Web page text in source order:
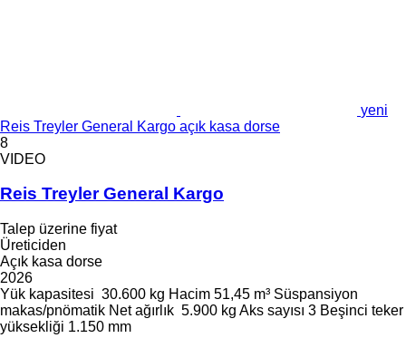
yeni
Reis Treyler General Kargo açık kasa dorse
8
VIDEO
Reis Treyler General Kargo
Talep üzerine fiyat
Üreticiden
Açık kasa dorse
2026
Yük kapasitesi 30.600 kg Hacim 51,45 m³ Süspansiyon
makas/pnömatik Net ağırlık 5.900 kg Aks sayısı 3 Beşinci teker
yüksekliği 1.150 mm